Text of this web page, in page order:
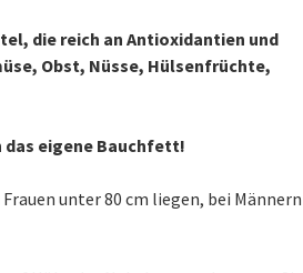
die reich an Antioxidantien und
Obst, Nüsse, Hülsenfrüchte,
eigene Bauchfett!
unter 80 cm liegen, bei Männern